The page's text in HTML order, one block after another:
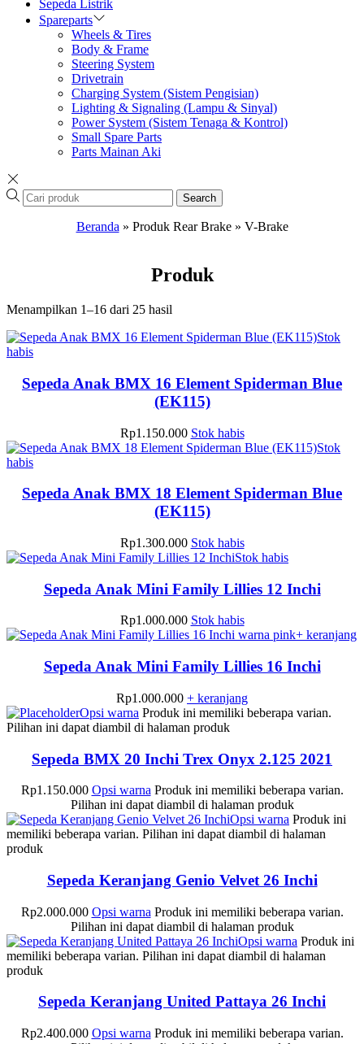
Sepeda Listrik
Spareparts
Wheels & Tires
Body & Frame
Steering System
Drivetrain
Charging System (Sistem Pengisian)
Lighting & Signaling (Lampu & Sinyal)
Power System (Sistem Tenaga & Kontrol)
Small Spare Parts
Parts Mainan Aki
Search
Beranda » Produk Rear Brake» V-Brake
Produk
Menampilkan 1–16 dari 25 hasil
Stok
habis
Sepeda Anak BMX 16 Element Spiderman Blue
(EK115)
Rp1.150.000 Stok habis
Stok
habis
Sepeda Anak BMX 18 Element Spiderman Blue
(EK115)
Rp1.300.000 Stok habis
Stok habis
Sepeda Anak Mini Family Lillies 12 Inchi
Rp1.000.000 Stok habis
+ keranjang
Sepeda Anak Mini Family Lillies 16 Inchi
Rp1.000.000 + keranjang
Opsi warna Produk ini memiliki beberapa varian.
Pilihan ini dapat diambil di halaman produk
Sepeda BMX 20 Inchi Trex Onyx 2.125 2021
Rp1.150.000 Opsi warna Produk ini memiliki beberapa varian.
Pilihan ini dapat diambil di halaman produk
Opsi warna Produk ini
memiliki beberapa varian. Pilihan ini dapat diambil di halaman
produk
Sepeda Keranjang Genio Velvet 26 Inchi
Rp2.000.000 Opsi warna Produk ini memiliki beberapa varian.
Pilihan ini dapat diambil di halaman produk
Opsi warna Produk ini
memiliki beberapa varian. Pilihan ini dapat diambil di halaman
produk
Sepeda Keranjang United Pattaya 26 Inchi
Rp2.400.000 Opsi warna Produk ini memiliki beberapa varian.